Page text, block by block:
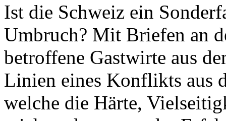
Ist die Schweiz ein
Umbruch? Mit Briefen an
betroffene Gastwirte aus
Linien eines Konflikts aus
welche die Härte,